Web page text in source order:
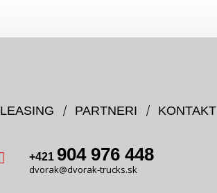
LEASING PARTNERI KONTAKT
+421 904 976 448
dvorak@dvorak-trucks.sk